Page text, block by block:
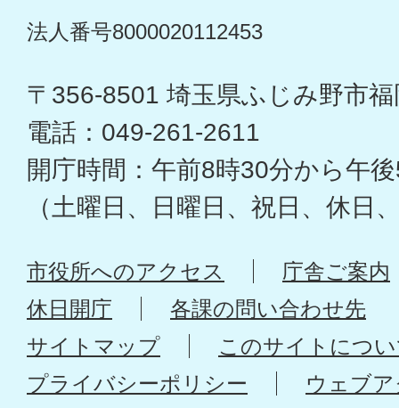
法人番号8000020112453
〒356-8501 埼玉県ふじみ野市
電話：049-261-2611
開庁時間：午前8時30分から午
（土曜日、日曜日、祝日、休日
市役所へのアクセス
庁舎ご案内
休日開庁
各課の問い合わせ先
サイトマップ
このサイトにつ
プライバシーポリシー
ウェブ